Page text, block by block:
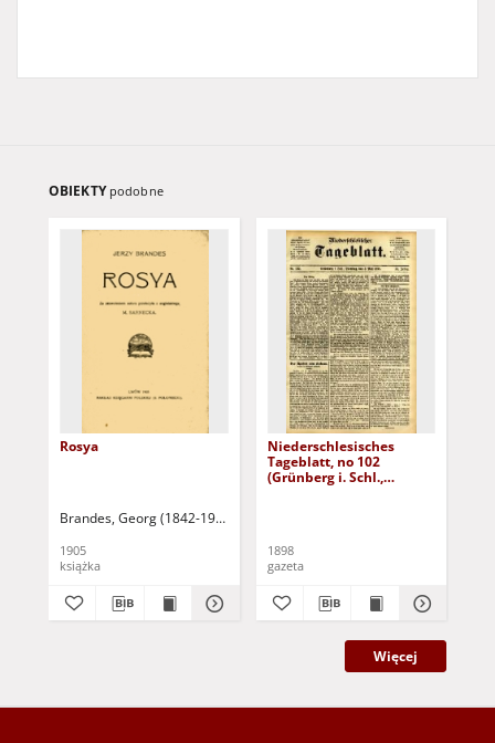
OBIEKTY podobne
Rosya
Brandes, Georg (1842-1927)
1905
książka
Niederschlesisches
Tageblatt, no 102
(Grünberg i. Schl.,
1898
gazeta
Więcej